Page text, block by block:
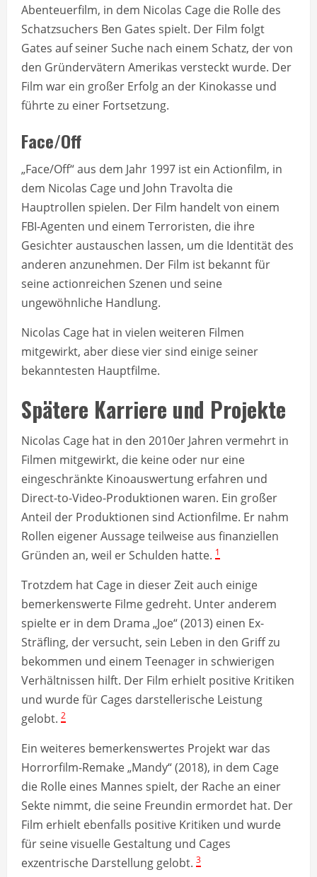
Abenteuerfilm, in dem Nicolas Cage die Rolle des
Schatzsuchers Ben Gates spielt. Der Film folgt
Gates auf seiner Suche nach einem Schatz, der von
den Gründervätern Amerikas versteckt wurde. Der
Film war ein großer Erfolg an der Kinokasse und
führte zu einer Fortsetzung.
Face/Off
„Face/Off“ aus dem Jahr 1997 ist ein Actionfilm, in
dem Nicolas Cage und John Travolta die
Hauptrollen spielen. Der Film handelt von einem
FBI-Agenten und einem Terroristen, die ihre
Gesichter austauschen lassen, um die Identität des
anderen anzunehmen. Der Film ist bekannt für
seine actionreichen Szenen und seine
ungewöhnliche Handlung.
Nicolas Cage hat in vielen weiteren Filmen
mitgewirkt, aber diese vier sind einige seiner
bekanntesten Hauptfilme.
Spätere Karriere und Projekte
Nicolas Cage hat in den 2010er Jahren vermehrt in
Filmen mitgewirkt, die keine oder nur eine
eingeschränkte Kinoauswertung erfahren und
Direct-to-Video-Produktionen waren. Ein großer
Anteil der Produktionen sind Actionfilme. Er nahm
Rollen eigener Aussage teilweise aus finanziellen
Gründen an, weil er Schulden hatte. 1
Trotzdem hat Cage in dieser Zeit auch einige
bemerkenswerte Filme gedreht. Unter anderem
spielte er in dem Drama „Joe“ (2013) einen Ex-
Sträfling, der versucht, sein Leben in den Griff zu
bekommen und einem Teenager in schwierigen
Verhältnissen hilft. Der Film erhielt positive Kritiken
und wurde für Cages darstellerische Leistung
gelobt. 2
Ein weiteres bemerkenswertes Projekt war das
Horrorfilm-Remake „Mandy“ (2018), in dem Cage
die Rolle eines Mannes spielt, der Rache an einer
Sekte nimmt, die seine Freundin ermordet hat. Der
Film erhielt ebenfalls positive Kritiken und wurde
für seine visuelle Gestaltung und Cages
exzentrische Darstellung gelobt. 3